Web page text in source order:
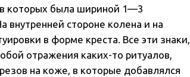
в которых была шириной 1—3
стороне колена и на
в форме креста. Все эти знаки,
отражения каких-то ритуалов,
на коже, в которые добавлялся